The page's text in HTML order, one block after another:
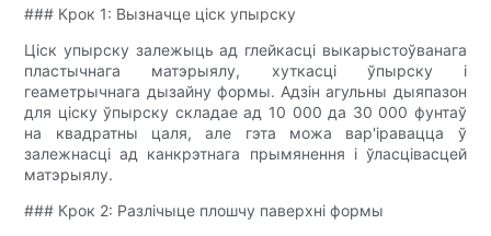
### Крок 1: Вызначце ціск упырску
Ціск упырску залежыць ад глейкасці выкарыстоўванага
пластычнага матэрыялу, хуткасці ўпырску і
геаметрычнага дызайну формы. Адзін агульны дыяпазон
для ціску ўпырску складае ад 10 000 да 30 000 фунтаў
на квадратны цаля, але гэта можа вар'іравацца ў
залежнасці ад канкрэтнага прымянення і ўласцівасцей
матэрыялу.
### Крок 2: Разлічыце плошчу паверхні формы